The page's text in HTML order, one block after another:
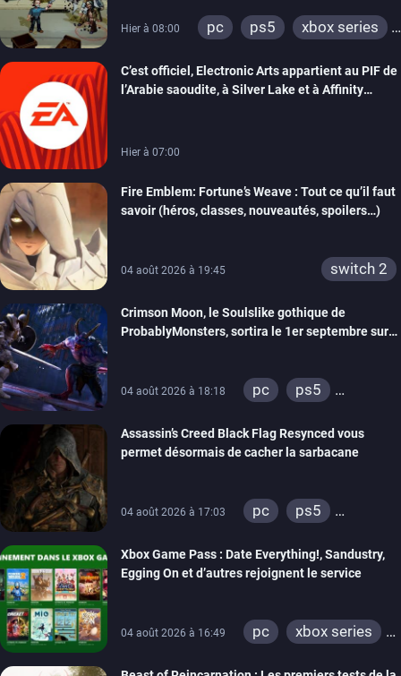
Hier à 08:00 pc ps5
xbox series
C’est officiel, Electronic Arts appartient au PIF de
l’Arabie saoudite, à Silver Lake et à Affinity
Hier à 07:00
Fire Emblem: Fortune’s Weave : Tout ce qu’il faut
savoir (héros, classes, nouveautés, spoilers…)
04 août 2026 à 19:45 switch 2
Crimson Moon, le Soulslike gothique de
ProbablyMonsters, sortira le 1er septembre sur
04 août 2026 à 18:18 pc
ps5
Assassin’s Creed Black Flag Resynced vous
permet désormais de cacher la sarbacane
04 août 2026 à 17:03 pc
ps5
Xbox Game Pass : Date Everything!, Sandustry,
Egging On et d’autres rejoignent le service
04 août 2026 à 16:49 pc
xbox series